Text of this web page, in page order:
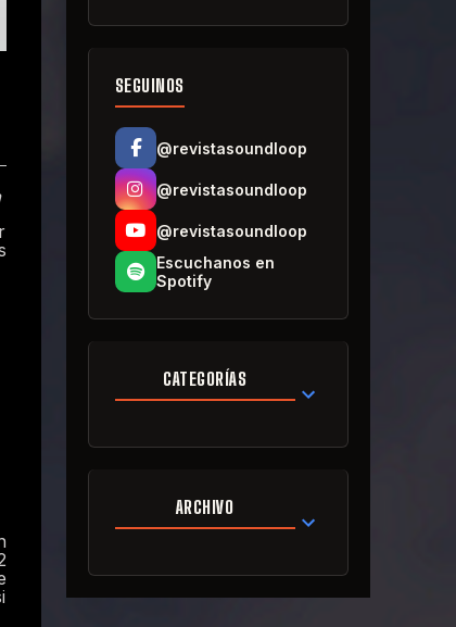
SEGUINOS
@revistasoundloop
@revistasoundloop
@revistasoundloop
Escuchanos en
Spotify
CATEGORÍAS
ARCHIVO